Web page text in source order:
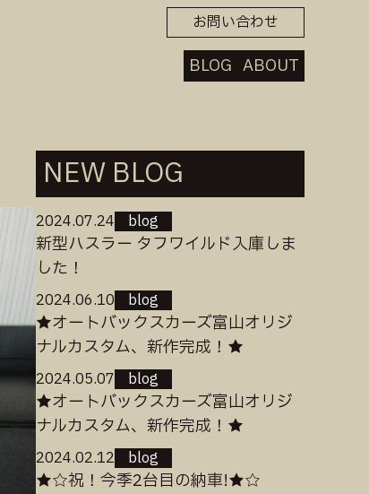
お問い合わせ
BLOG ABOUT
NEW BLOG
2024.07.24 blog
新型ハスラー タフワイルド入庫しま
した！
2024.06.10 blog
★オートバックスカーズ富山オリジ
ナルカスタム、新作完成！★
2024.05.07 blog
★オートバックスカーズ富山オリジ
ナルカスタム、新作完成！★
2024.02.12 blog
★☆祝！今季2台目の納車!★☆